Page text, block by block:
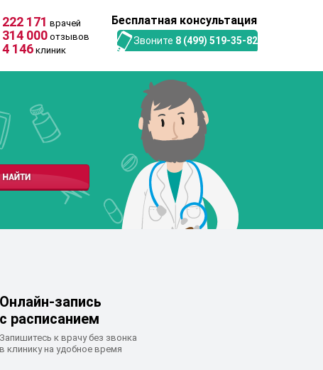
222 171 врачей
314 000 отзывов
4 146 клиник
Бесплатная консультация
Звоните 8 (499) 519-35-82
Онлайн-запись
с расписанием
Запишитесь к врачу без звонка
в клинику на удобное время